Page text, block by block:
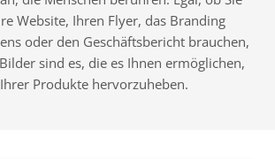
Website, Ihren Flyer, das Branding
oder den Geschäftsbericht brauchen,
sind es, die es Ihnen ermöglichen,
Produkte hervorzuheben.